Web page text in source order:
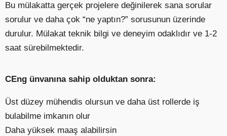
Bu mülakatta gerçek projelere değinilerek sana sorular
sorulur ve daha çok “ne yaptın?” sorusunun üzerinde
durulur. Mülakat teknik bilgi ve deneyim odaklıdır ve 1-2
saat sürebilmektedir.
CEng ünvanına sahip olduktan sonra:
Üst düzey mühendis olursun ve daha üst rollerde iş
bulabilme imkanın olur
Daha yüksek maaş alabilirsin